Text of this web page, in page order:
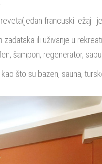
francuski ležaj i
ili uživanje u
šampon, regenerator,
što su bazen, sauna,